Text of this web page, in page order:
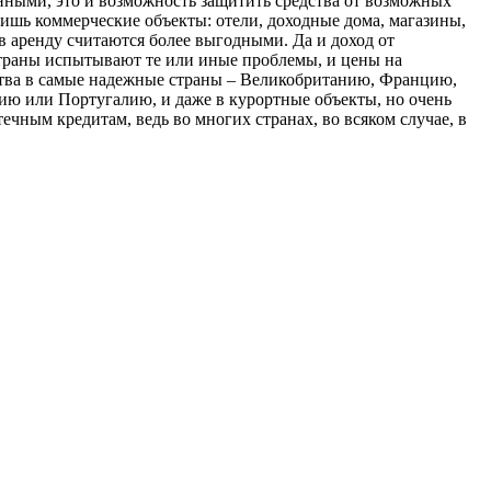
коммерческие объекты: отели, доходные дома, магазины,
считаются более выгодными. Да и доход от
испытывают те или иные проблемы, и цены на
в самые надежные страны – Великобританию, Францию,
или Португалию, и даже в курортные объекты, но очень
кредитам, ведь во многих странах, во всяком случае, в